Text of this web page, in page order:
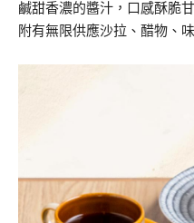
鹹甜香濃的醬汁，口感酥脆
附有無限供應沙拉、醋物、